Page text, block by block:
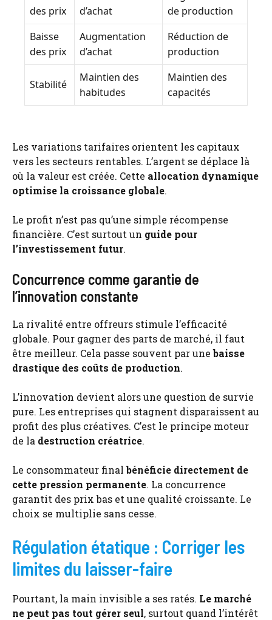
des prix
d’achat
de production
Baisse
des prix
Augmentation
d’achat
Réduction de
production
Stabilité
Maintien des
habitudes
Maintien des
capacités
Les variations tarifaires orientent les capitaux
vers les secteurs rentables. L’argent se déplace là
où la valeur est créée. Cette allocation dynamique
optimise la croissance globale.
Le profit n’est pas qu’une simple récompense
financière. C’est surtout un guide pour
l’investissement futur.
Concurrence comme garantie de
l’innovation constante
La rivalité entre offreurs stimule l’efficacité
globale. Pour gagner des parts de marché, il faut
être meilleur. Cela passe souvent par unebaisse
drastique des coûts de production.
L’innovation devient alors une question de survie
pure. Les entreprises qui stagnent disparaissent au
profit des plus créatives. C’est le principe moteur
de la destruction créatrice.
Le consommateur finalbénéficie directement de
cette pression permanente. La concurrence
garantit des prix bas et une qualité croissante. Le
choix se multiplie sans cesse.
Régulation étatique : Corriger les
limites du laisser-faire
Pourtant, la main invisible a ses ratés. Le marché
ne peut pas tout gérer seul, surtout quand l’intérêt